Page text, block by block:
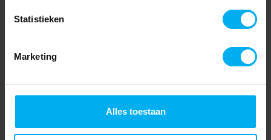
Statistieken
Marketing
Alles toestaan